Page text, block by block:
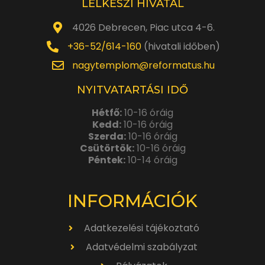
LELKÉSZI HIVATAL
4026 Debrecen, Piac utca 4-6.
+36-52/614-160(hivatali időben)
nagytemplom@reformatus.hu
NYITVATARTÁSI IDŐ
Hétfő:10-16 óráig
Kedd:10-16 óráig
Szerda:10-16 óráig
Csütörtök:10-16 óráig
Péntek:10-14 óráig
INFORMÁCIÓK
Adatkezelési tájékoztató
Adatvédelmi szabályzat